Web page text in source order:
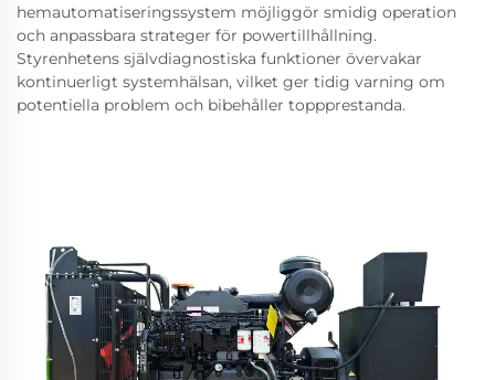
hemautomatiseringssystem möjliggör smidig operation
och anpassbara strateger för powertillhållning.
Styrenhetens självdiagnostiska funktioner övervakar
kontinuerligt systemhälsan, vilket ger tidig varning om
potentiella problem och bibehåller toppprestanda.